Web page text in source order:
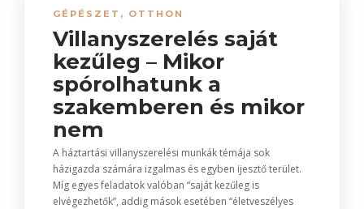
GÉPÉSZET , OTTHON
Villanyszerelés saját
kezűleg – Mikor
spórolhatunk a
szakemberen és mikor
nem
A háztartási villanyszerelési munkák témája sok
házigazda számára izgalmas és egyben ijesztő terület.
Míg egyes feladatok valóban “saját kezűleg is
elvégezhetők”, addig mások esetében “életveszélyes